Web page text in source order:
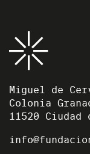
Miguel de
Colonia
11520 Ciudad